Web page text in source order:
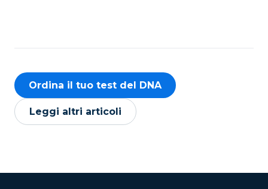
Ordina il tuo test del DNA
Leggi altri articoli